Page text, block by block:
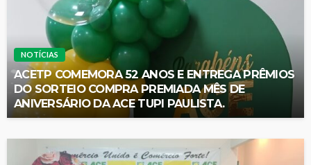
NOTÍCIAS
ACETP COMEMORA 52 ANOS E ENTREGA PRÊMIOS
DO SORTEIO COMPRA PREMIADA MÊS DE
ANIVERSÁRIO DA ACE TUPI PAULISTA.